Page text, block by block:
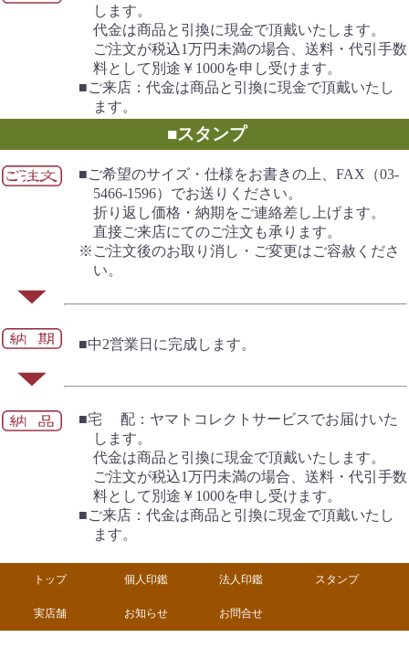
します。
代金は商品と引換に現金で頂戴いたします。
ご注文が税込1万円未満の場合、送料・代引手数
料として別途￥1000を申し受けます。
■ご来店：代金は商品と引換に現金で頂戴いたし
ます。
■スタンプ
■ご希望のサイズ・仕様をお書きの上、FAX（03-
5466-1596）でお送りください。
折り返し価格・納期をご連絡差し上げます。
直接ご来店にてのご注文も承ります。
※ご注文後のお取り消し・ご変更はご容赦くださ
い。
■中2営業日に完成します。
■宅 配：ヤマトコレクトサービスでお届けいた
します。
代金は商品と引換に現金で頂戴いたします。
ご注文が税込1万円未満の場合、送料・代引手数
料として別途￥1000を申し受けます。
■ご来店：代金は商品と引換に現金で頂戴いたし
ます。
トップ 個人印鑑 法人印鑑 スタンプ
実店舗 お知らせ お問合せ